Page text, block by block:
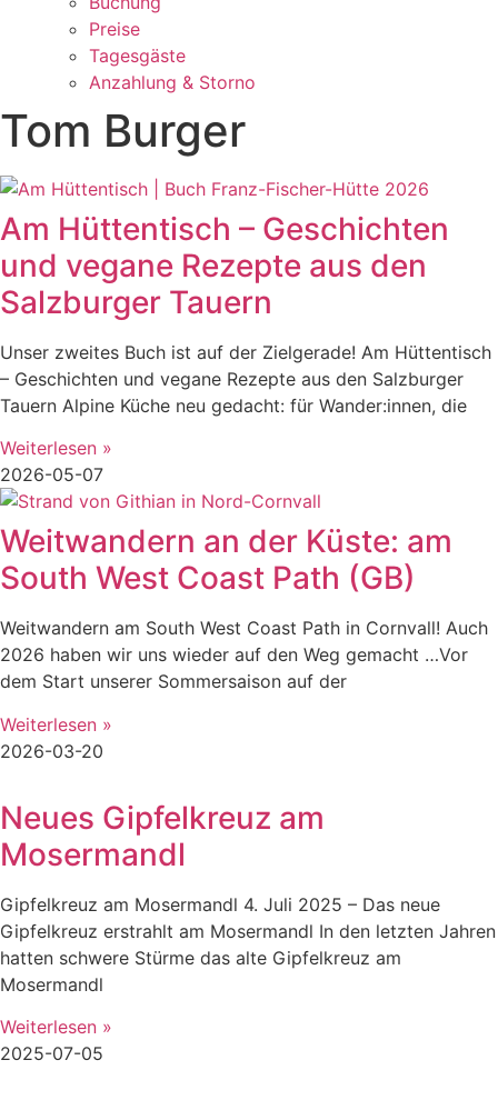
Preise
Tagesgäste
Anzahlung & Storno
Tom Burger
Am Hüttentisch – Geschichten
und vegane Rezepte aus den
Salzburger Tauern
Unser zweites Buch ist auf der Zielgerade! Am Hüttentisch
– Geschichten und vegane Rezepte aus den Salzburger
Tauern Alpine Küche neu gedacht: für Wander:innen, die
Weiterlesen »
2026-05-07
Weitwandern an der Küste: am
South West Coast Path (GB)
Weitwandern am South West Coast Path in Cornvall! Auch
2026 haben wir uns wieder auf den Weg gemacht …Vor
dem Start unserer Sommersaison auf der
Weiterlesen »
2026-03-20
Neues Gipfelkreuz am
Mosermandl
Gipfelkreuz am Mosermandl 4. Juli 2025 – Das neue
Gipfelkreuz erstrahlt am Mosermandl In den letzten Jahren
hatten schwere Stürme das alte Gipfelkreuz am
Mosermandl
Weiterlesen »
2025-07-05